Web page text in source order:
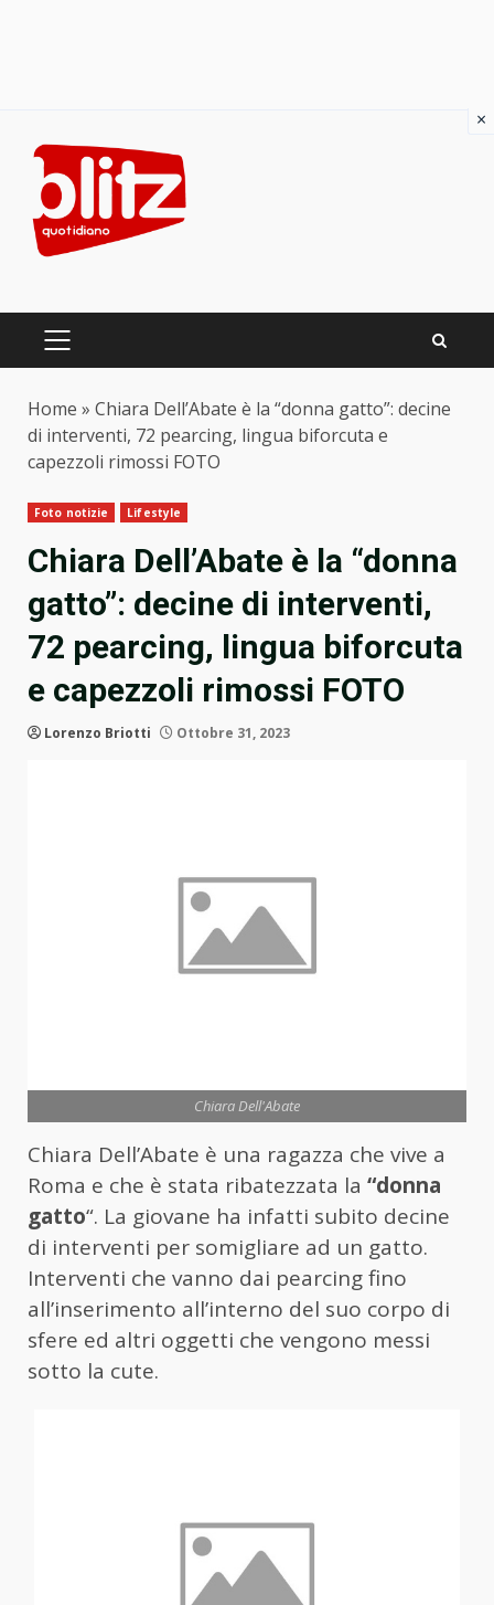
content
PRIMARY
Home » Chiara Dell’Abate è la “donna gatto”: decine
di interventi, 72 pearcing, lingua biforcuta e
capezzoli rimossi FOTO
Foto notizie Lifestyle
Chiara Dell’Abate è la “donna
gatto”: decine di interventi,
72 pearcing, lingua biforcuta
e capezzoli rimossi FOTO
Lorenzo Briotti Ottobre 31, 2023
Chiara Dell'Abate
Chiara Dell’Abate è una ragazza che vive a
Roma e che è stata ribatezzata la “donna
gatto“. La giovane ha infatti subito decine
di interventi per somigliare ad un gatto.
Interventi che vanno dai pearcing fino
all’inserimento all’interno del suo corpo di
sfere ed altri oggetti che vengono messi
sotto la cute.
×